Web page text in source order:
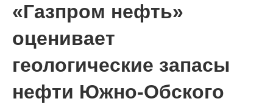
«Газпром нефть»
оценивает
геологические запасы
нефти Южно-Обского